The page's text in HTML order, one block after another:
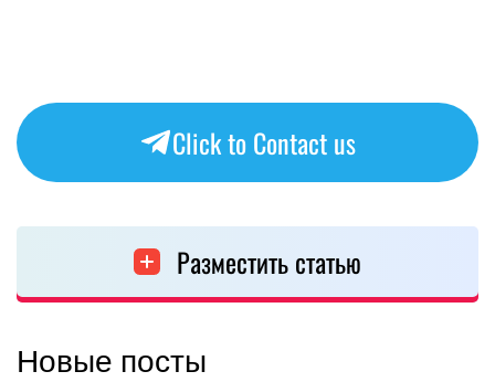
Click to Contact us
Разместить статью
Новые посты